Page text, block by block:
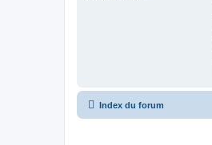
Index du forum